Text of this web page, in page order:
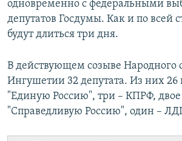
одновременно с федеральными
депутатов Госдумы. Как и по всей
будут длиться три дня.
В действующем созыве Народного
Ингушетии 32 депутата. Из них 26
"Единую Россию", три – КПРФ, двое
"Справедливую Россию", один –